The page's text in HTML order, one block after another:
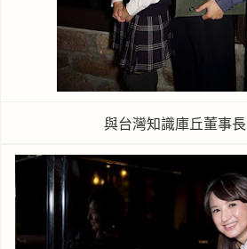
與台灣知識庫丘董事長